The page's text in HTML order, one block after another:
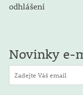
odhlášení
Novinky e-